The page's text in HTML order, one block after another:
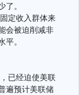
。
定收入群体来
会被迫削减非
。
已经迫使美联
遍预计美联储